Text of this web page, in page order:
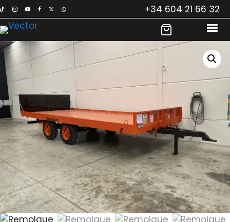
Saltar
al
contenido
+34 604 21 66 32